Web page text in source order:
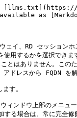
as
、RD セッションホ
用するかを選択でき
とはありません。こ
スから FQDN を解
す。
ィンドウ上部のメ
合は、常に完全修飾